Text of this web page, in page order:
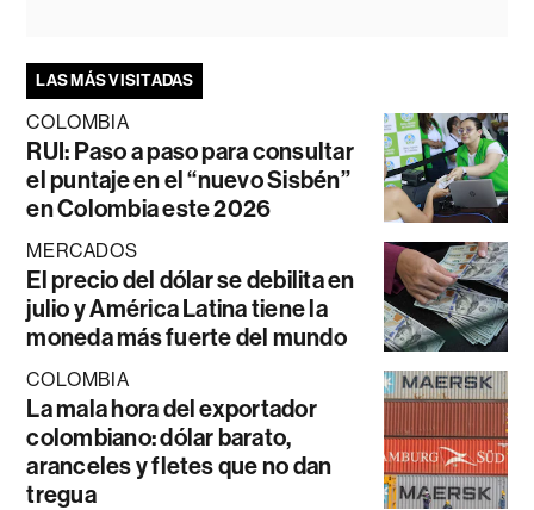
LAS MÁS VISITADAS
COLOMBIA
RUI: Paso a paso para consultar
el puntaje en el “nuevo Sisbén”
en Colombia este 2026
MERCADOS
El precio del dólar se debilita en
julio y América Latina tiene la
moneda más fuerte del mundo
COLOMBIA
La mala hora del exportador
colombiano: dólar barato,
aranceles y fletes que no dan
tregua